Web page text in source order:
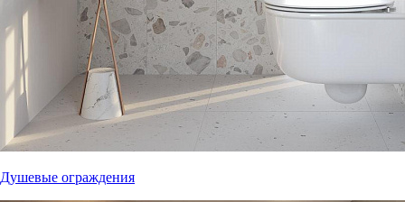
Душевые ограждения